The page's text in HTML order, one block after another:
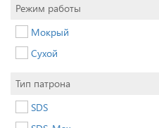
Режим работы
Мокрый
Сухой
Тип патрона
SDS